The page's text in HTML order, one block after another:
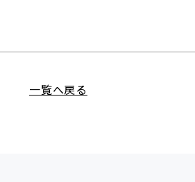
一覧へ戻る